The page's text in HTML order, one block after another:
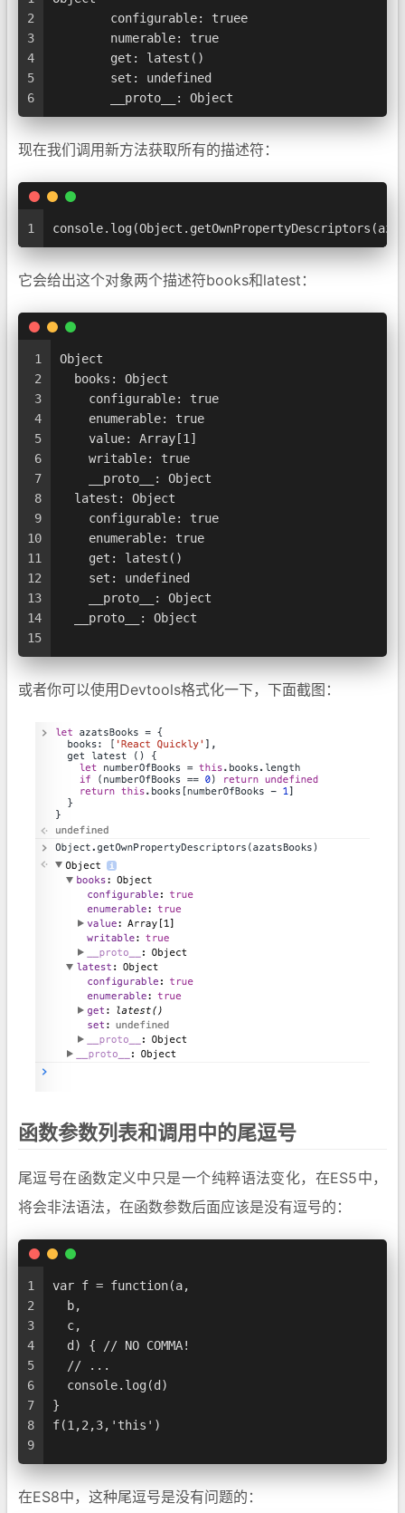
2
3
4
5
6
	configurable: truee
	numerable: true
	get: latest()
	set: undefined
	__proto__: Object
现在我们调用新方法获取所有的描述符：
1
它会给出这个对象两个描述符books和latest：
1
2
3
4
5
6
7
8
9
10
11
12
13
14
15
Object
  books: Object
    configurable: true
    enumerable: true
    value: Array[1]
    writable: true
    __proto__: Object
  latest: Object
    configurable: true
    enumerable: true
    get: latest()
    set: undefined
    __proto__: Object
  __proto__: Object
或者你可以使用Devtools格式化一下，下面截图：
函数参数列表和调用中的尾逗号
尾逗号在函数定义中只是一个纯粹语法变化，在ES5中，
将会非法语法，在函数参数后面应该是没有逗号的：
1
2
3
4
5
6
7
8
9
var f = function(a,
  b,
  c,
  d) { // NO COMMA!
  // ...
  console.log(d)
}
f(1,2,3,'this')
在ES8中，这种尾逗号是没有问题的：